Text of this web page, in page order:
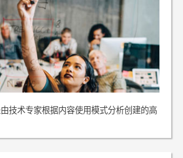
技术专家根据内容使用模式分析创建的高